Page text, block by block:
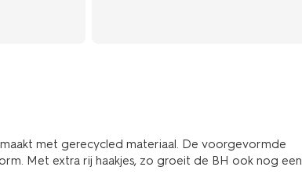
met gerecycled materiaal. De voorgevormde
Met extra rij haakjes, zo groeit de BH ook nog een